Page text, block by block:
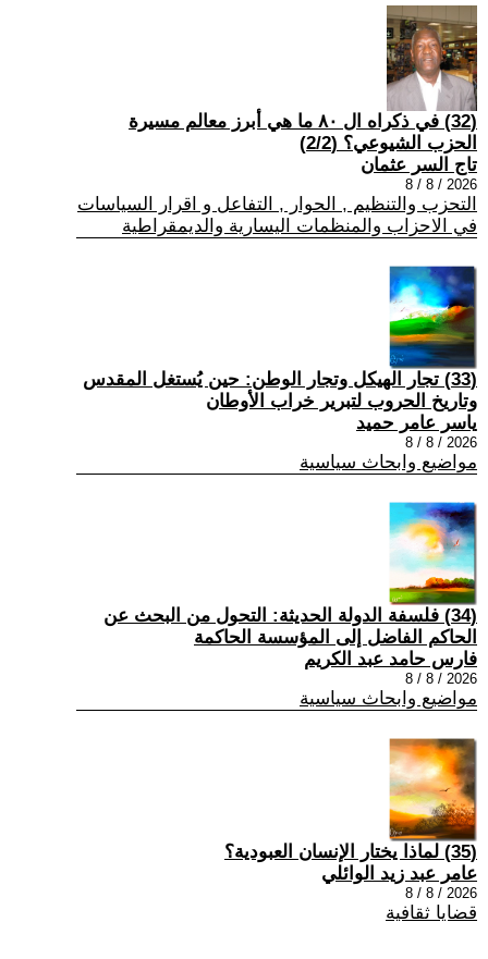
(32) في ذكراه ال ٨٠ ما هي أبرز معالم مسيرة
الحزب الشيوعي؟ (2/2)
تاج السر عثمان
2026 / 8 / 8
التحزب والتنظيم , الحوار , التفاعل و اقرار السياسات
في الاحزاب والمنظمات اليسارية والديمقراطية
(33) تجار الهيكل وتجار الوطن: حين يُستغل المقدس
وتاريخ الحروب لتبرير خراب الأوطان
ياسر عامر حميد
2026 / 8 / 8
مواضيع وابحاث سياسية
(34) فلسفة الدولة الحديثة: التحول من البحث عن
الحاكم الفاضل إلى المؤسسة الحاكمة
فارس حامد عبد الكريم
2026 / 8 / 8
مواضيع وابحاث سياسية
(35) لماذا يختار الإنسان العبودية؟
عامر عبد زيد الوائلي
2026 / 8 / 8
قضايا ثقافية